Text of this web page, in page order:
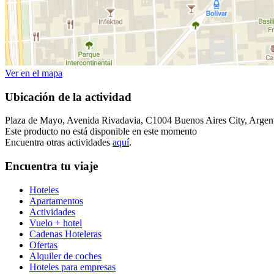
Ver en el mapa
Ubicación de la actividad
Plaza de Mayo, Avenida Rivadavia, C1004 Buenos Aires City,
Este producto no está disponible en este momento
Encuentra otras actividades aquí.
Encuentra tu viaje
Hoteles
Apartamentos
Actividades
Vuelo + hotel
Cadenas Hoteleras
Ofertas
Alquiler de coches
Hoteles para empresas